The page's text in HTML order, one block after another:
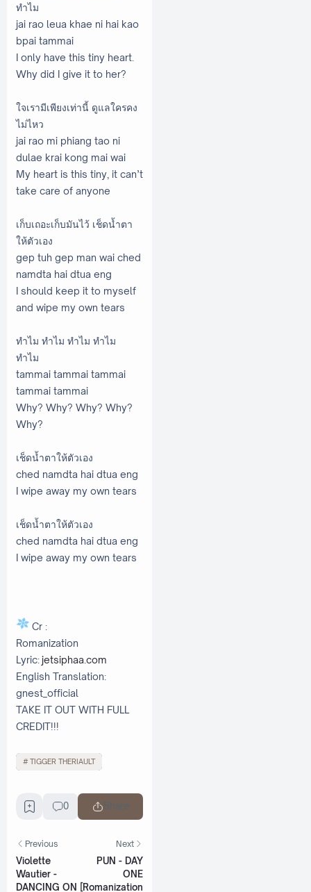
ทำไม
jai rao leua khae ni hai kao
bpai tammai
I only have this tiny heart.
Why did I give it to her?
ใจเรามีเพียงเท่านี้ ดูแลใครคง
ไม่ไหว
jai rao mi phiang tao ni
dulae krai kong mai wai
My heart is this tiny, it can’t
take care of anyone
เก็บเถอะเก็บมันไว้ เช็ดน้ำตา
ให้ตัวเอง
gep tuh gep man wai ched
namdta hai dtua eng
I should keep it to myself
and wipe my own tears
ทำไม ทำไม ทำไม ทำไม
ทำไม
tammai tammai tammai
tammai tammai
Why? Why? Why? Why?
Why?
เช็ดน้ำตาให้ตัวเอง
ched namdta hai dtua eng
I wipe away my own tears
เช็ดน้ำตาให้ตัวเอง
ched namdta hai dtua eng
I wipe away my own tears
Cr :
Romanization
Lyric:jetsiphaa.com
English Translation:
gnest_official
TAKE IT OUT WITH FULL
CREDIT!!!
TIGGER THERIAULT
0 Share
Previous
Violette
Wautier -
DANCING ON
Next
PUN - DAY
ONE
[Romanization